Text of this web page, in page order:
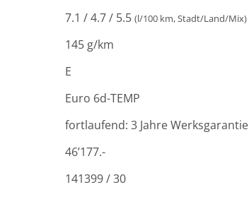
7.1 / 4.7 / 5.5 (l/100 km, Stadt/Land/Mix)
145 g/km
E
Euro 6d-TEMP
fortlaufend: 3 Jahre Werksgarantie
46’177.-
141399 / 30